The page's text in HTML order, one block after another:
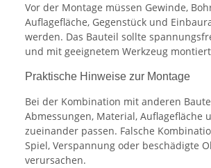
Vor der Montage müssen Gewinde,
Auflagefläche, Gegenstück und
werden. Das Bauteil sollte
und mit geeignetem Werkzeug
Praktische Hinweise zur Montage
Bei der Kombination mit anderen
Abmessungen, Material, Auflagefläche
zueinander passen. Falsche
Spiel, Verspannung oder beschädigte
verursachen.